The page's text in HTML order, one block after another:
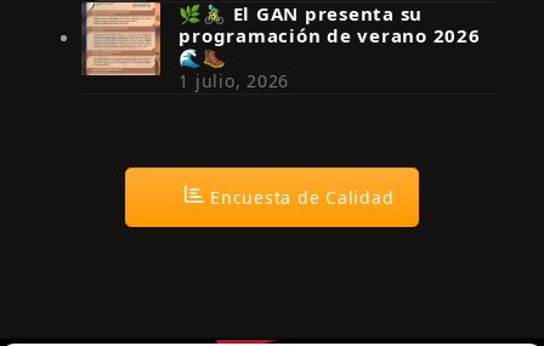
🌿🚴‍♂️ El GAN presenta su
programación de verano 2026
🌊🥾
1 julio, 2026
Encuesta de Calidad